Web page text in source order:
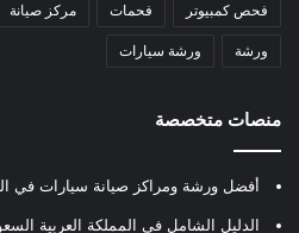
فحص كمبيوتر فحمات مركز صيانة
ورشة ورشة سيارات
منصات متخصصة
أفضل ورشة ومراكز صيانة سيارات في
الدليل الشامل في المملكة العربية